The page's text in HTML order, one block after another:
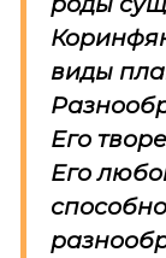
виды
Его
Его